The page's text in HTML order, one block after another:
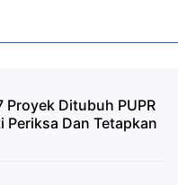
Proyek Ditubuh PUPR
Periksa Dan Tetapkan